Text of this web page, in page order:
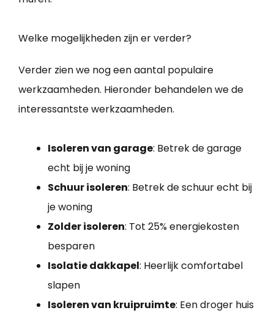
Welke mogelijkheden zijn er verder?
Verder zien we nog een aantal populaire
werkzaamheden. Hieronder behandelen we de
interessantste werkzaamheden.
Isoleren van garage: Betrek de garage
echt bij je woning
Schuur isoleren: Betrek de schuur echt bij
je woning
Zolder isoleren: Tot 25% energiekosten
besparen
Isolatie dakkapel: Heerlijk comfortabel
slapen
Isoleren van kruipruimte: Een droger huis